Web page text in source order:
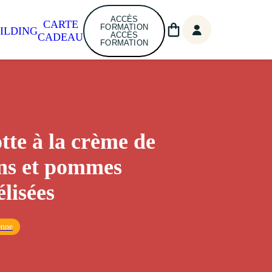
CARTE
CADEAU
ACCÈS
FORMATION
ACCÈS
FORMATION
à la crème de
et pommes